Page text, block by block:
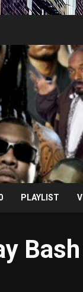
PLAYLIST
Bash